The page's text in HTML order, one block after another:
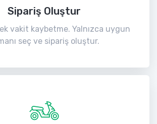
Sipariş Oluştur
vakit kaybetme. Yalnızca uygun
seç ve sipariş oluştur.